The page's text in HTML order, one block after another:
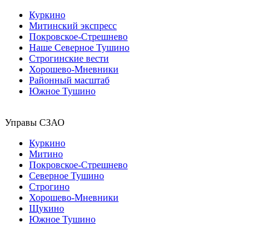
Куркино
Митинский экспресс
Покровское-Стрешнево
Наше Северное Тушино
Строгинские вести
Хорошево-Мневники
Районный масштаб
Южное Тушино
Управы СЗАО
Куркино
Митино
Покровское-Стрешнево
Северное Тушино
Строгино
Хорошево-Мневники
Щукино
Южное Тушино